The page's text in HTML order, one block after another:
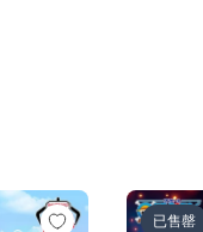
ロゼ-)
一味vol.1～ ワンピ
已售罄